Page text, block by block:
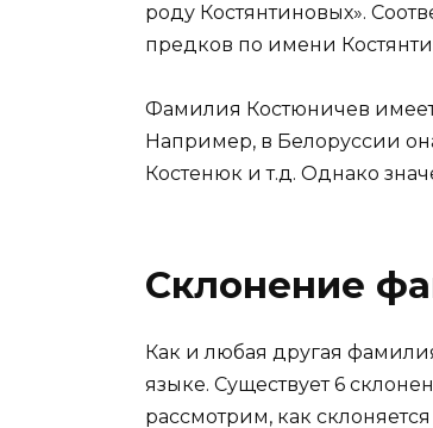
роду Костянтиновых».
предков по имени
Фамилия Костюничев
Например, в Белоруссии
Костенюк и т.д. Однако
Склонение
Как и любая другая
языке. Существует 6
рассмотрим, как